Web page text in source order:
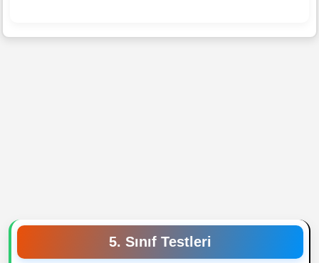
5. Sınıf Testleri